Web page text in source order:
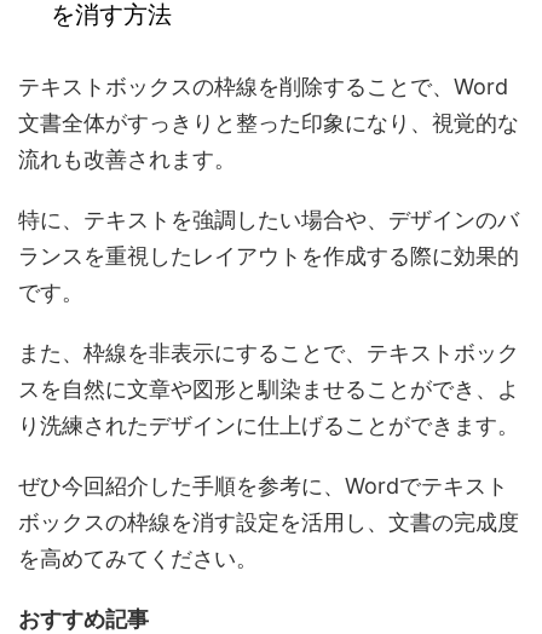
を消す方法
テキストボックスの枠線を削除することで、 Word
文書全体がすっきりと整った印象になり、視覚的な
流れも改善されます。
特に、 テキストを強調したい場合や、デザインのバ
ランスを重視したレイアウト を作成する際に効果的
です。
また、枠線を非表示にすることで、 テキストボック
スを自然に文章や図形と馴染ませることができ、よ
り洗練されたデザインに仕上げることができます。
ぜひ今回紹介した手順を参考に、 Wordでテキスト
ボックスの枠線を消す設定を活用し、文書の完成度
を高めてみてください。
おすすめ記事